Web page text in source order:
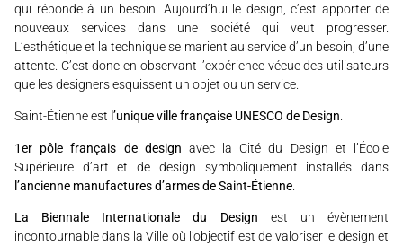
qui réponde à un besoin. Aujourd’hui le design, c’est apporter de
nouveaux services dans une société qui veut progresser.
L’esthétique et la technique se marient au service d’un besoin, d’une
attente. C’est donc en observant l’expérience vécue des utilisateurs
que les designers esquissent un objet ou un service.
Saint-Étienne est l’unique ville française UNESCO de Design
1er pôle français de design avec la Cité du Design et l’École
Supérieure d’art et de design symboliquement installés dans
l’ancienne manufactures d’armes de Saint-Étienne
La Biennale Internationale du Design est un évènement
incontournable dans la Ville où l’objectif est de valoriser le design et